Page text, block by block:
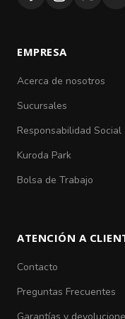
EMPRESA
Acerca de nosotros
Sucursales
Responsabilidad Social
Kuroda Park
Bolsa de Trabajo
ATENCIÓN A
Contacto
Preguntas Frecuentes